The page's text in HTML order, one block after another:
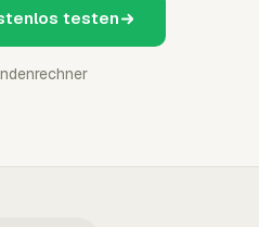
testen